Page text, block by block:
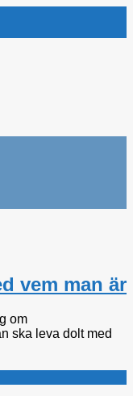
vem man är
om
ska leva dolt med